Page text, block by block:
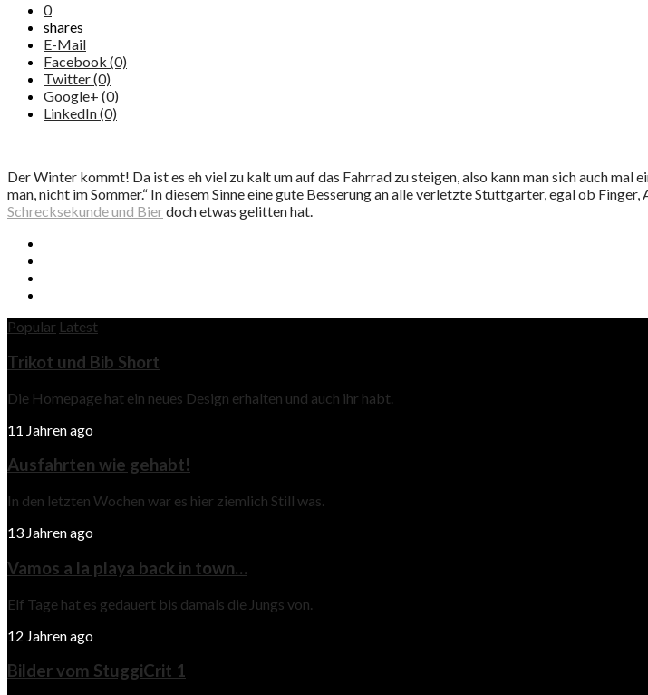
0
shares
E-Mail
Facebook (0)
Twitter (0)
Google+ (0)
LinkedIn (0)
Der Winter kommt! Da ist es eh viel zu kalt um auf das Fahrrad zu steigen, also kann man sich auch
man, nicht im Sommer.“ In diesem Sinne eine gute Besserung an alle verletzte Stuttgarter, egal ob
Schrecksekunde und Bierdoch etwas gelitten hat.
Popular Latest
Trikot und Bib Short
Die Homepage hat ein neues Design erhalten und auch ihr habt.
11 Jahren ago
Ausfahrten wie gehabt!
In den letzten Wochen war es hier ziemlich Still was.
13 Jahren ago
Vamos a la playa back in town…
Elf Tage hat es gedauert bis damals die Jungs von.
12 Jahren ago
Bilder vom StuggiCrit 1